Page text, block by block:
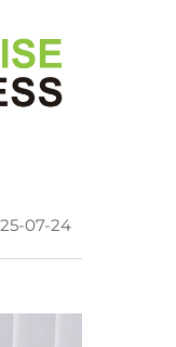
07-24 11:18:37